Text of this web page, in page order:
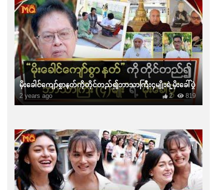
မိုးခေါင်ကျော်စွာနတ်ကိုတိုင်တည်၍ဘာသာကြီး၄မျိုးရဲ့မိုးခေါ်ပွဲ
2 years ago 819
2